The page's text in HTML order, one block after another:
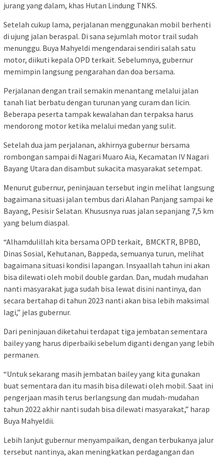
jurang yang dalam, khas Hutan Lindung TNKS.
Setelah cukup lama, perjalanan menggunakan mobil berhenti
di ujung jalan beraspal. Di sana sejumlah motor trail sudah
menunggu. Buya Mahyeldi mengendarai sendiri salah satu
motor, diikuti kepala OPD terkait. Sebelumnya, gubernur
memimpin langsung pengarahan dan doa bersama.
Perjalanan dengan trail semakin menantang melalui jalan
tanah liat berbatu dengan turunan yang curam dan licin.
Beberapa peserta tampak kewalahan dan terpaksa harus
mendorong motor ketika melalui medan yang sulit.
Setelah dua jam perjalanan, akhirnya gubernur bersama
rombongan sampai di Nagari Muaro Aia, Kecamatan IV Nagari
Bayang Utara dan disambut sukacita masyarakat setempat.
Menurut gubernur, peninjauan tersebut ingin melihat langsung
bagaimana situasi jalan tembus dari Alahan Panjang sampai ke
Bayang, Pesisir Selatan. Khususnya ruas jalan sepanjang 7,5 km
yang belum diaspal.
“Alhamdulillah kita bersama OPD terkait, BMCKTR, BPBD,
Dinas Sosial, Kehutanan, Bappeda, semuanya turun, melihat
bagaimana situasi kondisi lapangan. Insyaallah tahun ini akan
bisa dilewati oleh mobil double gardan. Dan, mudah mudahan
nanti masyarakat juga sudah bisa lewat disini nantinya, dan
secara bertahap di tahun 2023 nanti akan bisa lebih maksimal
lagi,” jelas gubernur.
Dari peninjauan diketahui terdapat tiga jembatan sementara
bailey yang harus diperbaiki sebelum diganti dengan yang lebih
permanen.
“Untuk sekarang masih jembatan bailey yang kita gunakan
buat sementara dan itu masih bisa dilewati oleh mobil. Saat ini
pengerjaan masih terus berlangsung dan mudah-mudahan
tahun 2022 akhir nanti sudah bisa dilewati masyarakat,” harap
Buya Mahyeldii.
Lebih lanjut gubernur menyampaikan, dengan terbukanya jalur
tersebut nantinya, akan meningkatkan perdagangan dan